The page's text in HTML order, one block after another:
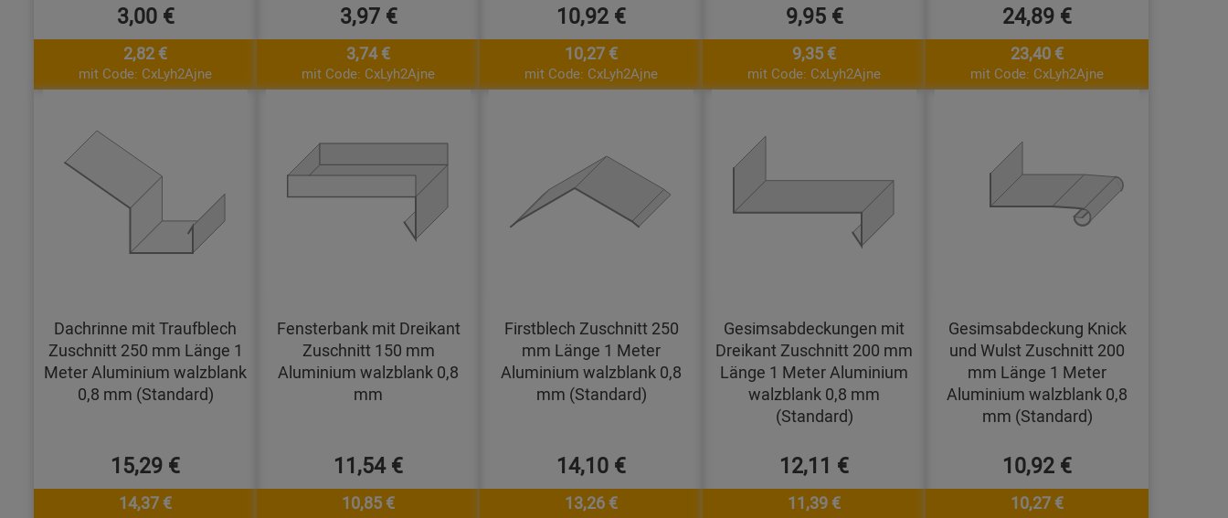
3,00 €
2,82 €
mit Code: CxLyh2Ajne
3,97 €
3,74 €
mit Code: CxLyh2Ajne
10,92 €
10,27 €
mit Code: CxLyh2Ajne
9,95 €
9,35 €
mit Code: CxLyh2Ajne
24,89 €
23,40 €
mit Code: CxLyh2Ajne
Dachrinne mit Traufblech
Zuschnitt 250 mm Länge 1
Meter Aluminium walzblank
0,8 mm (Standard)
15,29 €
14,37 €
Fensterbank mit Dreikant
Zuschnitt 150 mm
Aluminium walzblank 0,8
mm
11,54 €
10,85 €
Firstblech Zuschnitt 250
mm Länge 1 Meter
Aluminium walzblank 0,8
mm (Standard)
14,10 €
13,26 €
Gesimsabdeckungen mit
Dreikant Zuschnitt 200 mm
Länge 1 Meter Aluminium
walzblank 0,8 mm
(Standard)
12,11 €
11,39 €
Gesimsabdeckung Knick
und Wulst Zuschnitt 200
mm Länge 1 Meter
Aluminium walzblank 0,8
mm (Standard)
10,92 €
10,27 €